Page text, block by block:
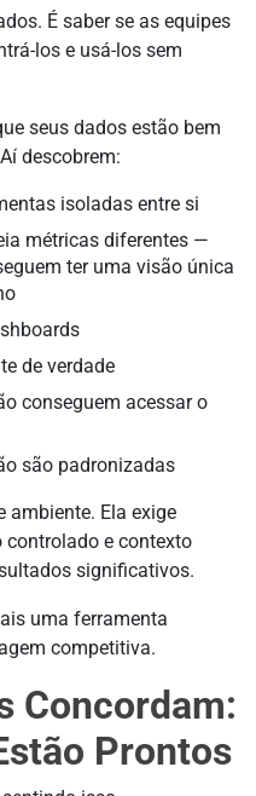
É saber se as equipes
los e usá-los sem
seus dados estão bem
descobrem:
isoladas entre si
métricas diferentes —
ter uma visão única
de verdade
conseguem acessar o
são padronizadas
ambiente. Ela exige
controlado e contexto
significativos.
uma ferramenta
competitiva.
Concordam:
Prontos